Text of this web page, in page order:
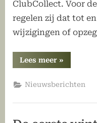
ClubCollect. Voor
regelen zij dat tot
wijzigingen of
Lees meer
en
doorgeven”
»
Nieuwsberichten